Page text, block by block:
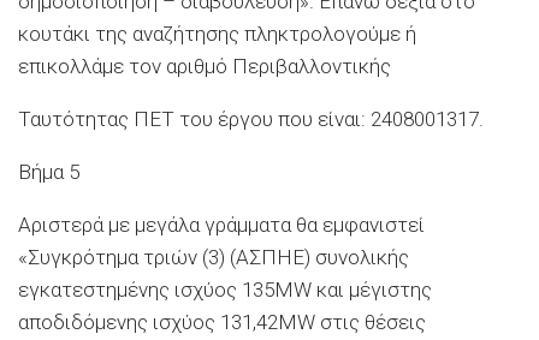
κουτάκι της αναζήτησης πληκτρολογούμε ή
επικολλάμε τον αριθμό Περιβαλλοντικής
Ταυτότητας ΠΕΤ του έργου που είναι: 2408001317
Βήμα 5
Αριστερά με μεγάλα γράμματα θα εμφανιστεί
«Συγκρότημα τριών (3) (ΑΣΠΗΕ) συνολικής
εγκατεστημένης ισχύος 135MW και μέγιστης
αποδιδόμενης ισχύος 131,42MW στις θέσεις